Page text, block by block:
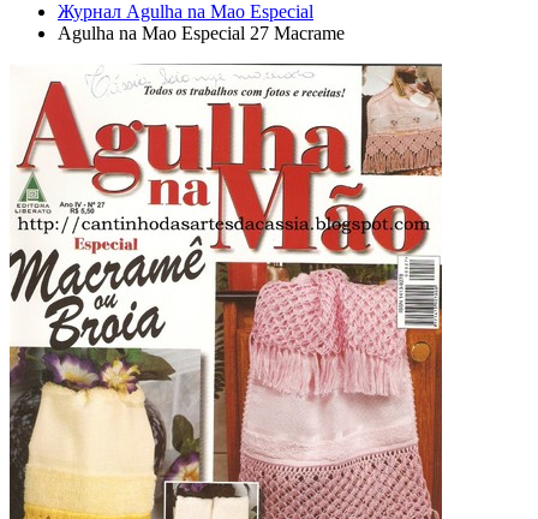
Журнал Agulha na Mao Especial
Agulha na Mao Especial 27 Macrame